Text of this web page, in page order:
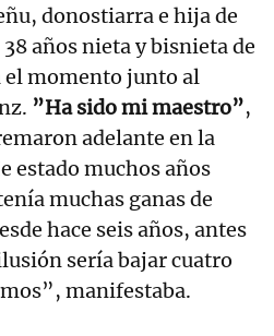
donostiarra e hija de
años nieta y bisnieta de
el momento junto al
”Ha sido mi maestro”,
adelante en la
estado muchos años
muchas ganas de
hace seis años, antes
sería bajar cuatro
manifestaba.